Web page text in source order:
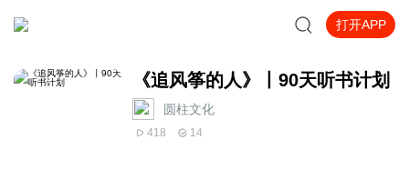
打开APP
《追风筝的人》丨90天听书计划
圆柱文化
418 14